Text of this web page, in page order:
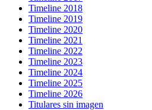
Timeline 2018
Timeline 2019
Timeline 2020
Timeline 2021
Timeline 2022
Timeline 2023
Timeline 2024
Timeline 2025
Timeline 2026
Titulares sin imagen